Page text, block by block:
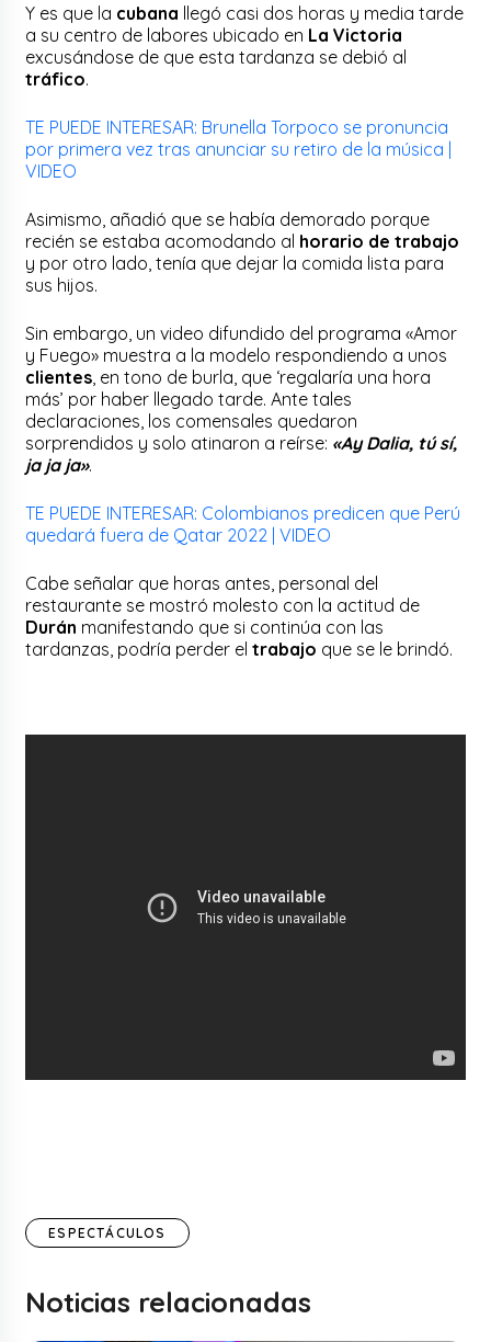
Y es que la cubana llegó casi dos horas y media tarde
a su centro de labores ubicado en La Victoria
excusándose de que esta tardanza se debió al
tráfico.
TE PUEDE INTERESAR: Brunella Torpoco se pronuncia
por primera vez tras anunciar su retiro de la música |
VIDEO
Asimismo, añadió que se había demorado porque
recién se estaba acomodando al horario de trabajo
y por otro lado, tenía que dejar la comida lista para
sus hijos.
Sin embargo, un video difundido del programa «Amor
y Fuego» muestra a la modelo respondiendo a unos
clientes , en tono de burla, que ‘regalaría una hora
más’ por haber llegado tarde. Ante tales
declaraciones, los comensales quedaron
sorprendidos y solo atinaron a reírse: «Ay Dalia, tú sí,
ja ja ja».
TE PUEDE INTERESAR: Colombianos predicen que Perú
quedará fuera de Qatar 2022 | VIDEO
Cabe señalar que horas antes, personal del
restaurante se mostró molesto con la actitud de
Durán manifestando que si continúa con las
tardanzas, podría perder eltrabajo que se le brindó.
ESPECTÁCULOS
Noticias relacionadas